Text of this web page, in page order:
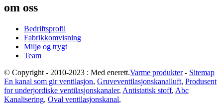
om oss
Bedriftsprofil
Fabrikkomvisning
Miljø og trygt
Team
© Copyright - 2010-2023 : Med enerett.Varme produkter- Sitemap
En kanal som gir ventilasjon, Gruveventilasjonskanalluft, Produsent
for underjordiske ventilasjonskanaler, Antistatisk stoff, Abc
Kanalisering, Oval ventilasjonskanal,